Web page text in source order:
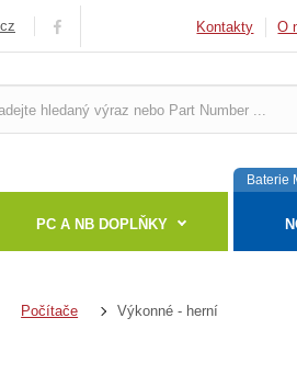
Kontakty O
PC A NB DOPLŇKY
Baterie
Počítače Výkonné - herní